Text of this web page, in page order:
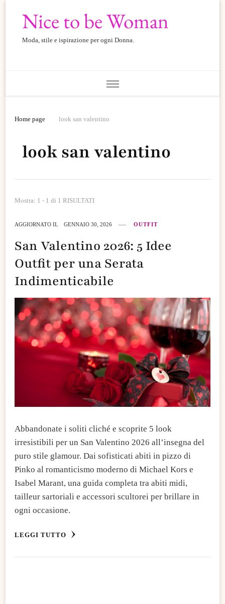
Nice to be Woman
Moda, stile e ispirazione per ogni Donna.
Home page look san valentino
look san valentino
Mostra: 1 - 1 di 1 RISULTATI
AGGIORNATO IL GENNAIO 30, 2026 OUTFIT
San Valentino 2026: 5 Idee
Outfit per una Serata
Indimenticabile
Abbandonate i soliti cliché e scoprite 5 look
irresistibili per un San Valentino 2026 all’insegna del
puro stile glamour. Dai sofisticati abiti in pizzo di
Pinko al romanticismo moderno di Michael Kors e
Isabel Marant, una guida completa tra abiti midi,
tailleur sartoriali e accessori scultorei per brillare in
ogni occasione.
LEGGI TUTTO